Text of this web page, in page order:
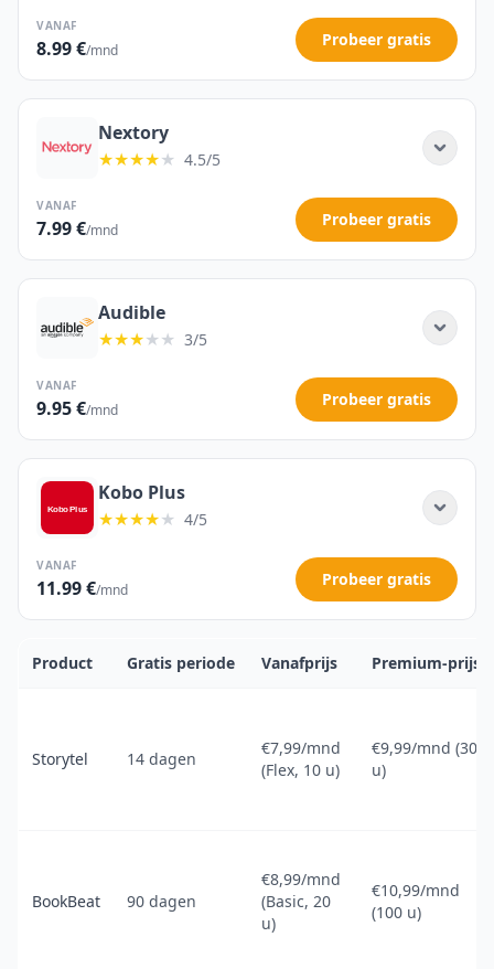
VANAF
8.99 €/mnd
Probeer gratis
Nextory
★★★★★ 4.5/5
VANAF
7.99 €/mnd
Probeer gratis
Audible
★★★★★ 3/5
VANAF
9.95 €/mnd
Probeer gratis
Kobo Plus
★★★★★ 4/5
VANAF
11.99 €/mnd
Probeer gratis
Product Gratis periode Vanafprijs Premium-prijs
Storytel 14 dagen
€7,99/mnd
(Flex, 10 u)
€9,99/mnd (30
u)
BookBeat 90 dagen
€8,99/mnd
(Basic, 20
u)
€10,99/mnd
(100 u)